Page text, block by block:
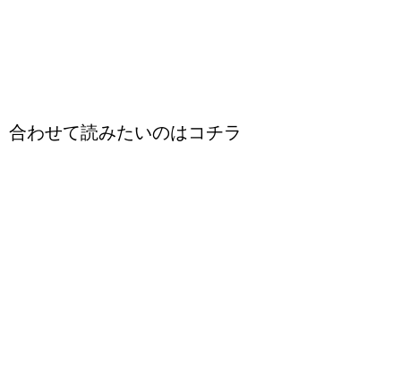
合わせて読みたいのはコチラ